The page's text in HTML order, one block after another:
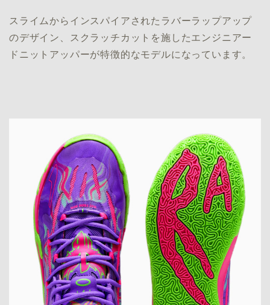
スライムからインスパイアされたラバーラップアップ
のデザイン、スクラッチカットを施したエンジニアー
ドニットアッパーが特徴的なモデルになっています。